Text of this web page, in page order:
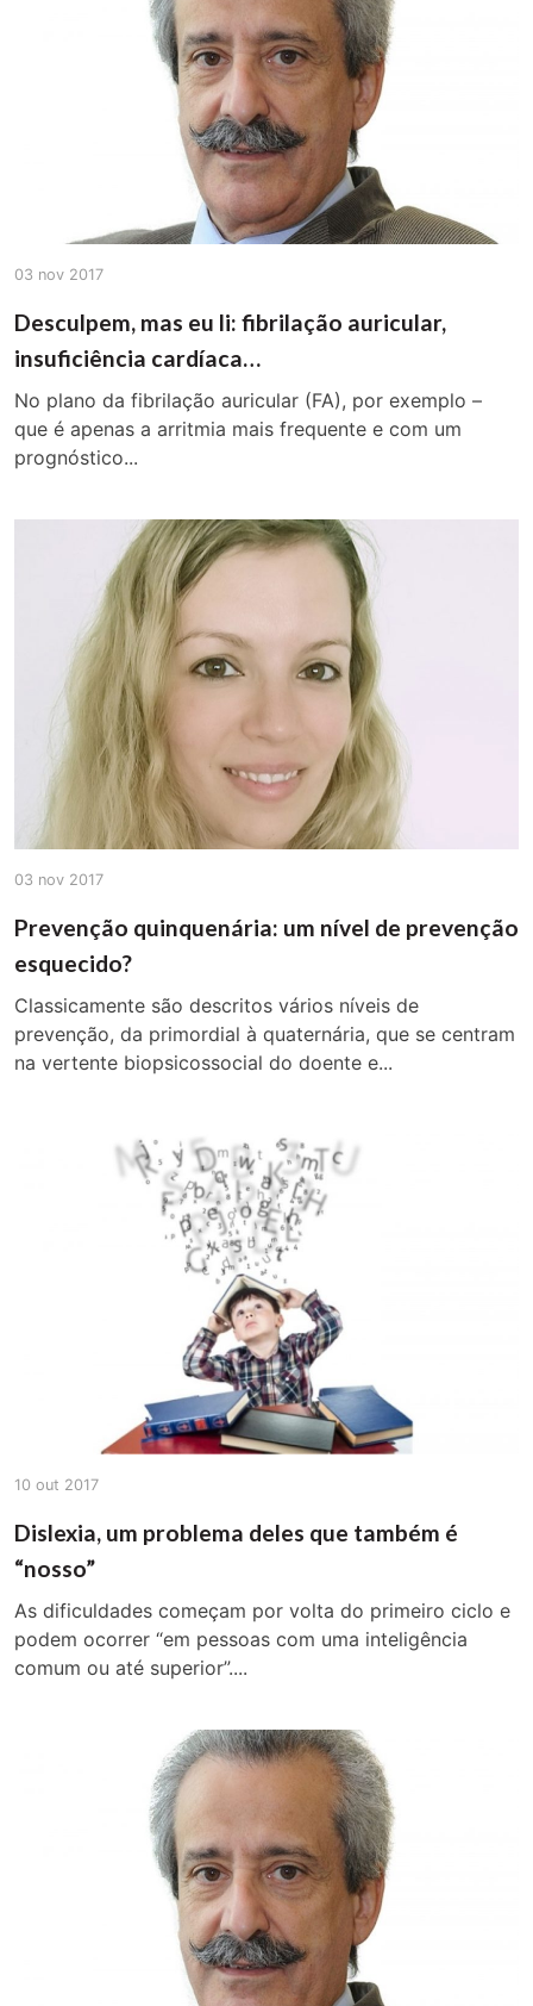
03 nov 2017
Desculpem, mas eu li: fibrilação auricular,
insuficiência cardíaca…
No plano da fibrilação auricular (FA), por exemplo –
que é apenas a arritmia mais frequente e com um
prognóstico...
03 nov 2017
Prevenção quinquenária: um nível de prevenção
esquecido?
Classicamente são descritos vários níveis de
prevenção, da primordial à quaternária, que se centram
na vertente biopsicossocial do doente e...
10 out 2017
Dislexia, um problema deles que também é
“nosso”
As dificuldades começam por volta do primeiro ciclo e
podem ocorrer “em pessoas com uma inteligência
comum ou até superior”....